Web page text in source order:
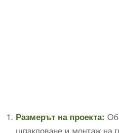
Размерът на проекта:
шпакловане и монтаж на